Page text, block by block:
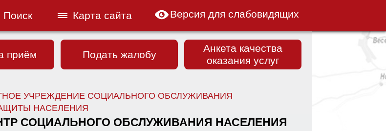
Версия для слабовидящих
Карта сайта
Поиск
приём Подать жалобу
Анкета качества
оказания услуг
УЧРЕЖДЕНИЕ СОЦИАЛЬНОГО ОБСЛУЖИВАНИЯ
НАСЕЛЕНИЯ
СОЦИАЛЬНОГО ОБСЛУЖИВАНИЯ НАСЕЛЕНИЯ